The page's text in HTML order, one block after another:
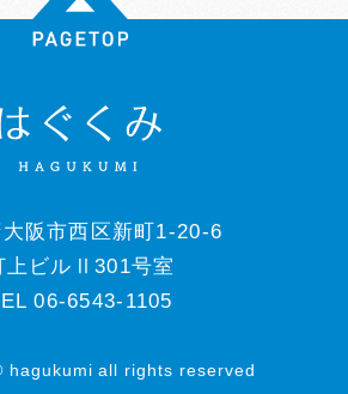
阪市西区新町1-20-6
上ビルⅡ301号室
06-6543-1105
hagukumi all rights reserved